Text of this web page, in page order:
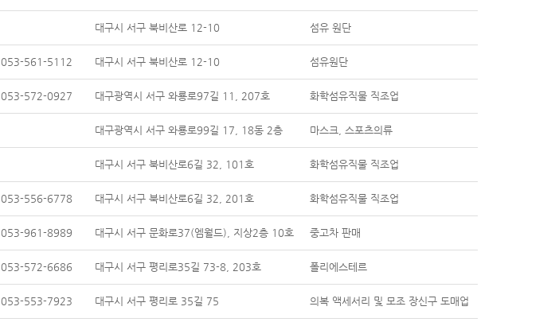
대구시 서구 북비산로 12-10 섬유 원단
053-561-5112 대구시 서구 북비산로 12-10 섬유원단
053-572-0927 대구광역시 서구 와룡로97길 11, 207호 화학섬유직물 직조업
대구광역시 서구 와룡로99길 17, 18동 2층 마스크, 스포츠의류
대구시 서구 북비산로6길 32, 101호 화학섬유직물 직조업
053-556-6778 대구시 서구 북비산로6길 32, 201호 화학섬유직물 직조업
053-961-8989 대구시 서구 문화로37(엠월드), 지상2층 10호 중고차 판매
053-572-6686 대구시 서구 평리로35길 73-8, 203호 폴리에스테르
053-553-7923 대구시 서구 평리로 35길 75 의복 액세서리 및 모조 장신구 도매업